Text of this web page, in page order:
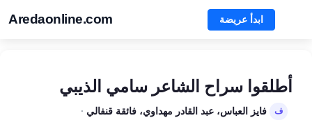
Aredaonline.com ابدأ عريضة
أطلقوا سراح الشاعر سامي الذيبي
ف فايز العباس، عبد القادر مهداوي، فائقة قنفالي ·